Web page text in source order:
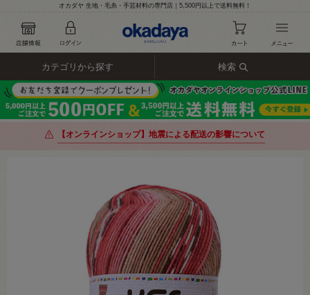
オカダヤ 生地・毛糸・手芸材料の専門店｜5,500円以上で送料無料！
カテゴリから探す 検索
【オンラインショップ】地震による配送の影響について